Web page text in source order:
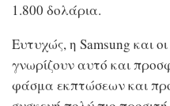
1.800 δολάρια.
Ευτυχώς, η Samsung και
γνωρίζουν αυτό και
φάσμα εκπτώσεων και